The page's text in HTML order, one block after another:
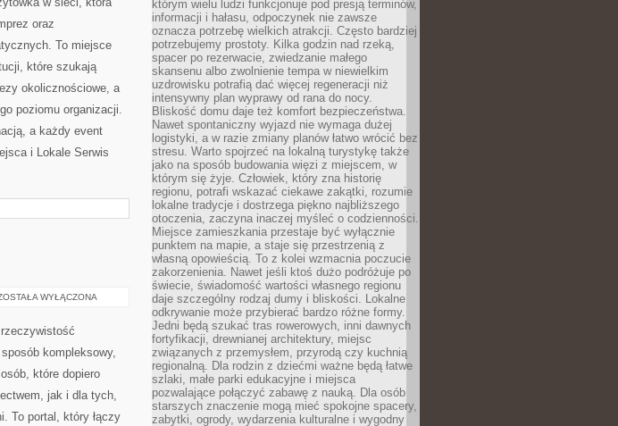
oraz
To miejsce
które szukają
okolicznościowe, a
poziomu organizacji.
a każdy event
i Lokale Serwis
WYŁĄCZONA
kompleksowy,
które dopiero
jak i dla tych,
To portal, który łączy
którym wielu ludzi funkcjonuje pod presją terminów,
informacji i hałasu, odpoczynek nie zawsze
oznacza potrzebę wielkich atrakcji. Często bardziej
potrzebujemy prostoty. Kilka godzin nad rzeką,
spacer po rezerwacie, zwiedzanie małego
skansenu albo zwolnienie tempa w niewielkim
uzdrowisku potrafią dać więcej regeneracji niż
intensywny plan wyprawy od rana do nocy.
Bliskość domu daje też komfort bezpieczeństwa.
Nawet spontaniczny wyjazd nie wymaga dużej
logistyki, a w razie zmiany planów łatwo wrócić bez
stresu. Warto spojrzeć na lokalną turystykę także
jako na sposób budowania więzi z miejscem, w
którym się żyje. Człowiek, który zna historię
regionu, potrafi wskazać ciekawe zakątki, rozumie
lokalne tradycje i dostrzega piękno najbliższego
otoczenia, zaczyna inaczej myśleć o codzienności.
Miejsce zamieszkania przestaje być wyłącznie
punktem na mapie, a staje się przestrzenią z
własną opowieścią. To z kolei wzmacnia poczucie
zakorzenienia. Nawet jeśli ktoś dużo podróżuje po
świecie, świadomość wartości własnego regionu
daje szczególny rodzaj dumy i bliskości. Lokalne
odkrywanie może przybierać bardzo różne formy.
Jedni będą szukać tras rowerowych, inni dawnych
fortyfikacji, drewnianej architektury, miejsc
związanych z przemysłem, przyrodą czy kuchnią
regionalną. Dla rodzin z dziećmi ważne będą łatwe
szlaki, małe parki edukacyjne i miejsca
pozwalające połączyć zabawę z nauką. Dla osób
starszych znaczenie mogą mieć spokojne spacery,
zabytki, ogrody, wydarzenia kulturalne i wygodny